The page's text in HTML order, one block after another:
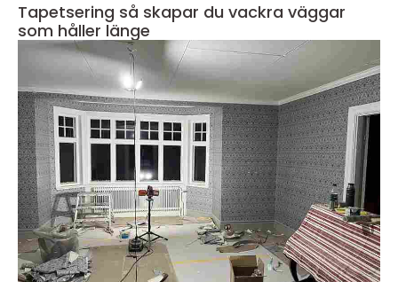
Tapetsering så skapar du vackra väggar
som håller länge